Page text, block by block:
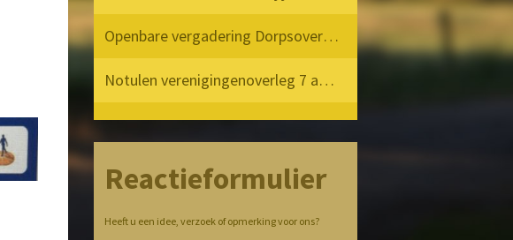
Openbare vergadering Dorpsoverleg Milheeze 12 mei 2025
Notulen verenigingenoverleg 7 april 2025
Reactieformulier
Heeft u een idee, verzoek of opmerking voor ons?